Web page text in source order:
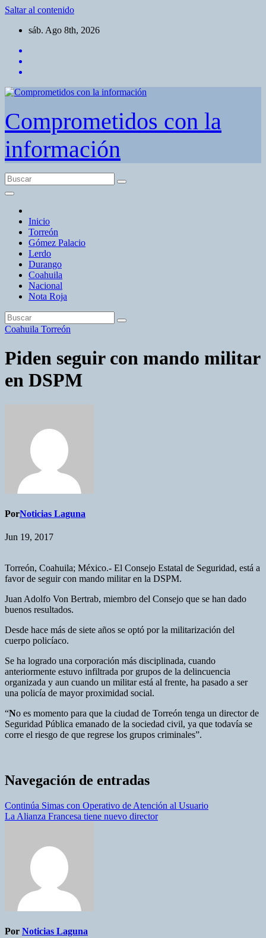
Saltar al contenido
sáb. Ago 8th, 2026
Comprometidos con la
información
Inicio
Torreón
Gómez Palacio
Lerdo
Durango
Coahuila
Nacional
Nota Roja
Coahuila Torreón
Piden seguir con mando militar
en DSPM
PorNoticias Laguna
Jun 19, 2017
Torreón, Coahuila; México.- El Consejo Estatal de Seguridad, está a
favor de seguir con mando militar en la DSPM.
Juan Adolfo Von Bertrab, miembro del Consejo que se han dado
buenos resultados.
Desde hace más de siete años se optó por la militarización del
cuerpo policíaco.
Se ha logrado una corporación más disciplinada, cuando
anteriormente estuvo infiltrada por grupos de la delincuencia
organizada y aun cuando un militar está al frente, ha pasado a ser
una policía de mayor proximidad social.
“No es momento para que la ciudad de Torreón tenga un director de
Seguridad Pública emanado de la sociedad civil, ya que todavía se
corre el riesgo de que regrese los grupos criminales”.
Navegación de entradas
Continúa Simas con Operativo de Atención al Usuario
La Alianza Francesa tiene nuevo director
Por Noticias Laguna